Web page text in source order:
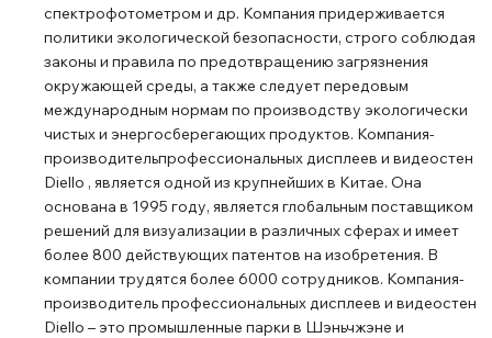
спектрофотометром и др. Компания придерживается
политики экологической безопасности, строго соблюдая
законы и правила по предотвращению загрязнения
окружающей среды, а также следует передовым
международным нормам по производству экологически
чистых и энергосберегающих продуктов. Компания-
производительпрофессиональных дисплеев и видеостен
Diello , является одной из крупнейших в Китае. Она
основана в 1995 году, является глобальным поставщиком
решений для визуализации в различных сферах и имеет
более 800 действующих патентов на изобретения. В
компании трудятся более 6000 сотрудников. Компания-
производитель профессиональных дисплеев и видеостен
Diello – это промышленные парки в Шэньчжэне и